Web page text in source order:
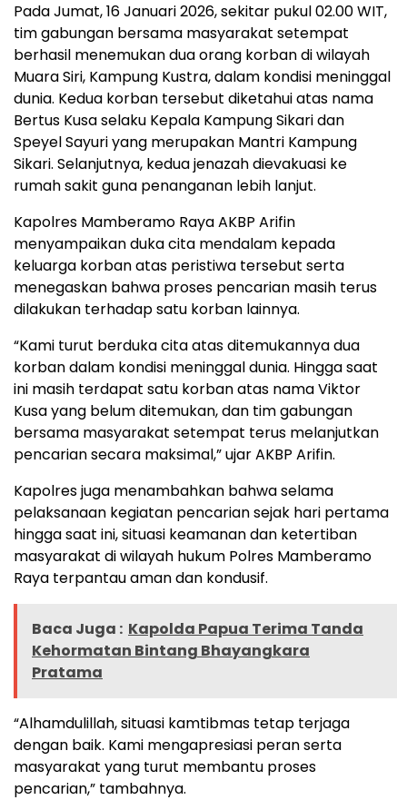
Pada Jumat, 16 Januari 2026, sekitar pukul 02.00 WIT,
tim gabungan bersama masyarakat setempat
berhasil menemukan dua orang korban di wilayah
Muara Siri, Kampung Kustra, dalam kondisi meninggal
dunia. Kedua korban tersebut diketahui atas nama
Bertus Kusa selaku Kepala Kampung Sikari dan
Speyel Sayuri yang merupakan Mantri Kampung
Sikari. Selanjutnya, kedua jenazah dievakuasi ke
rumah sakit guna penanganan lebih lanjut.
Kapolres Mamberamo Raya AKBP Arifin
menyampaikan duka cita mendalam kepada
keluarga korban atas peristiwa tersebut serta
menegaskan bahwa proses pencarian masih terus
dilakukan terhadap satu korban lainnya.
“Kami turut berduka cita atas ditemukannya dua
korban dalam kondisi meninggal dunia. Hingga saat
ini masih terdapat satu korban atas nama Viktor
Kusa yang belum ditemukan, dan tim gabungan
bersama masyarakat setempat terus melanjutkan
pencarian secara maksimal,” ujar AKBP Arifin.
Kapolres juga menambahkan bahwa selama
pelaksanaan kegiatan pencarian sejak hari pertama
hingga saat ini, situasi keamanan dan ketertiban
masyarakat di wilayah hukum Polres Mamberamo
Raya terpantau aman dan kondusif.
Baca Juga : Kapolda Papua Terima Tanda
Kehormatan Bintang Bhayangkara
Pratama
“Alhamdulillah, situasi kamtibmas tetap terjaga
dengan baik. Kami mengapresiasi peran serta
masyarakat yang turut membantu proses
pencarian,” tambahnya.